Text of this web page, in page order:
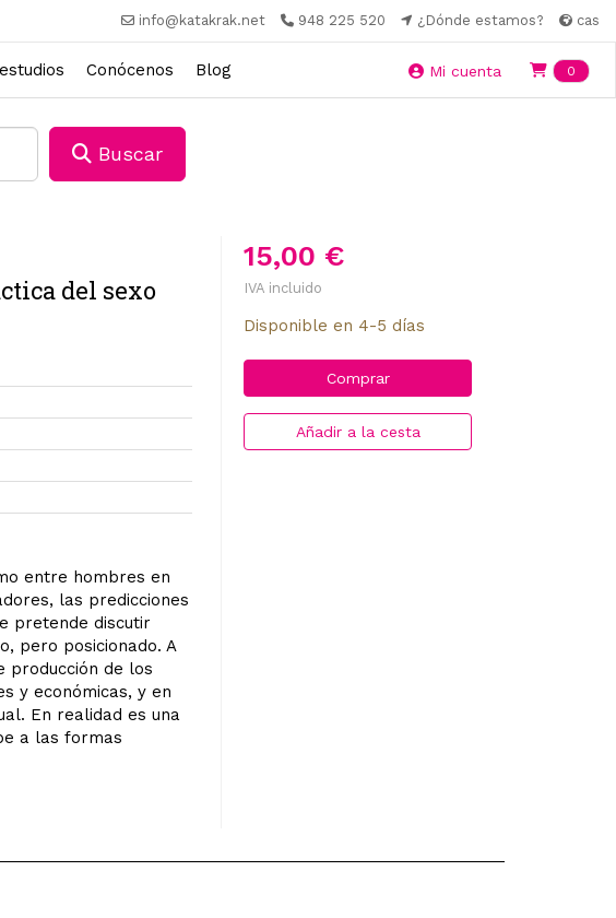
info@katakrak.net 948 225 520 ¿Dónde estamos? cas
Conócenos Blog Mi cuenta 0
Buscar
15,00 €
IVA incluido
Disponible en 4-5 días
Comprar
Añadir a la cesta
del sexo
entre hombres en
las predicciones
pretende discutir
pero posicionado. A
producción de los
y económicas, y en
En realidad es una
a las formas